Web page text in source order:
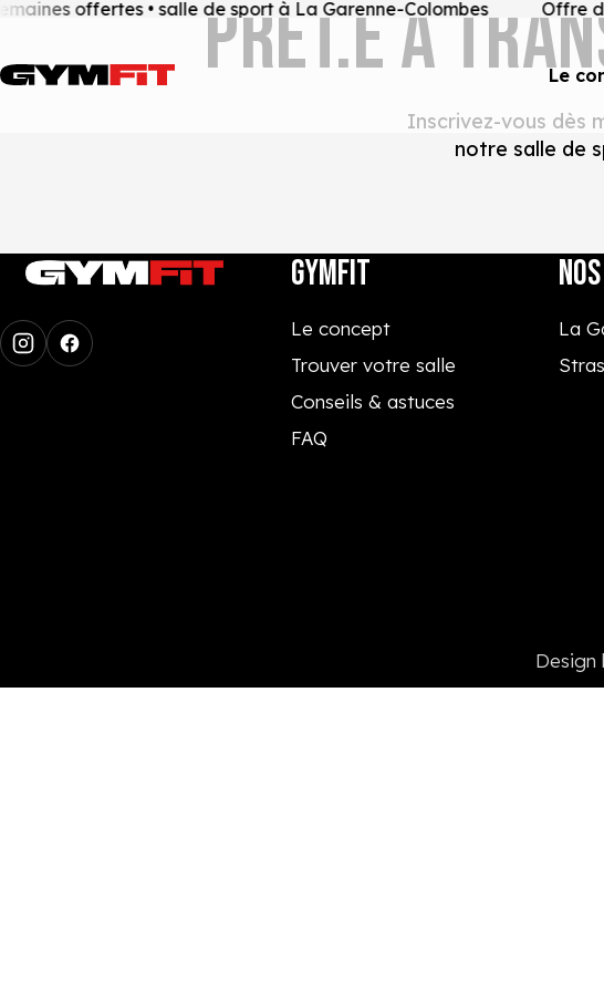
offertes • salle de sport à La Garenne-Colombes Offre
Le
PRÊT.E À
Inscrivez-vous dès
notre salle de
GYMFIT
Le concept
Trouver votre salle
Conseils & astuces
FAQ
La
Design